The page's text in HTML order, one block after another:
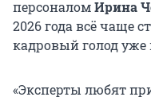
персоналомИрина
2026 года всё чаще
кадровый голод уже
«Эксперты любят